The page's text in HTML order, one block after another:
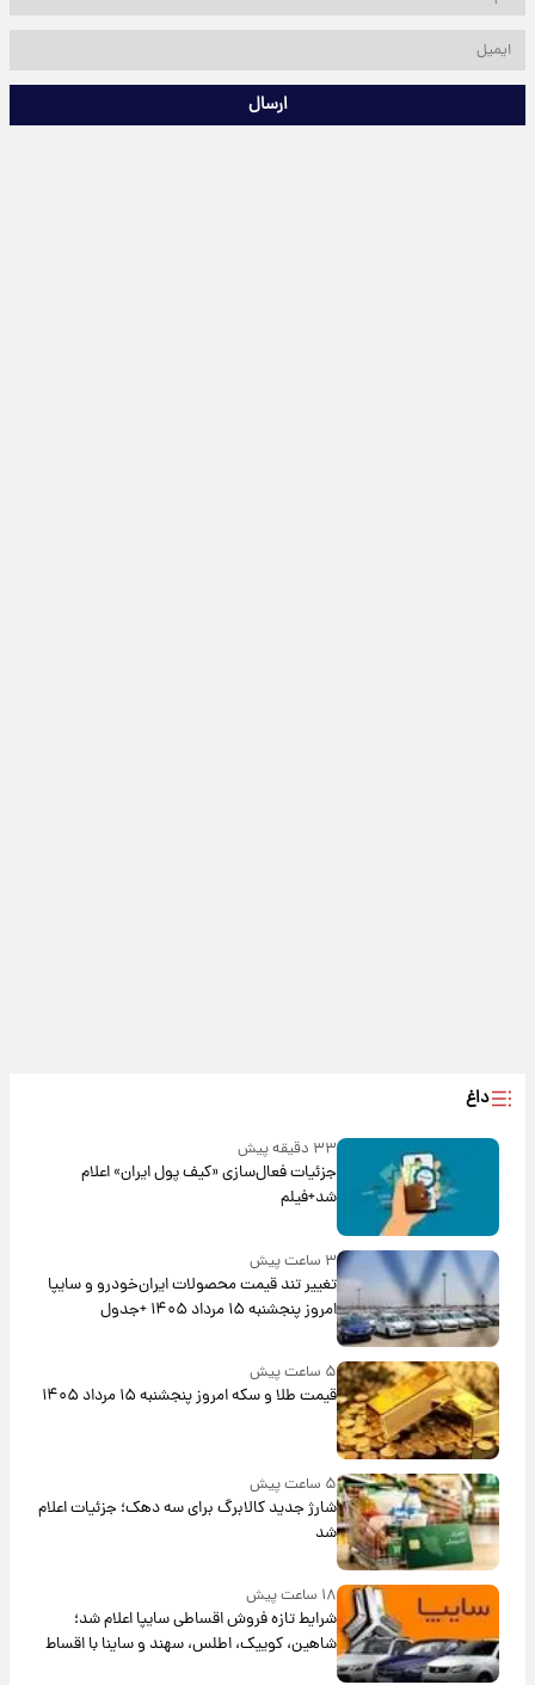
ارسال
داغ
۳۳ دقیقه پیش
جزئیات فعال‌سازی «کیف پول ایران» اعلام
شد+فیلم
۳ ساعت پیش
تغییر تند قیمت محصولات ایران‌خودرو و سایپا
امروز پنجشنبه ۱۵ مرداد ۱۴۰۵ +جدول
۵ ساعت پیش
قیمت طلا و سکه امروز پنجشنبه ۱۵ مرداد ۱۴۰۵
۵ ساعت پیش
شارژ جدید کالابرگ برای سه دهک؛ جزئیات اعلام
شد
۱۸ ساعت پیش
شرایط تازه فروش اقساطی سایپا اعلام شد؛
شاهین، کوییک، اطلس، سهند و ساینا با اقساط
بلندمدت + جدول